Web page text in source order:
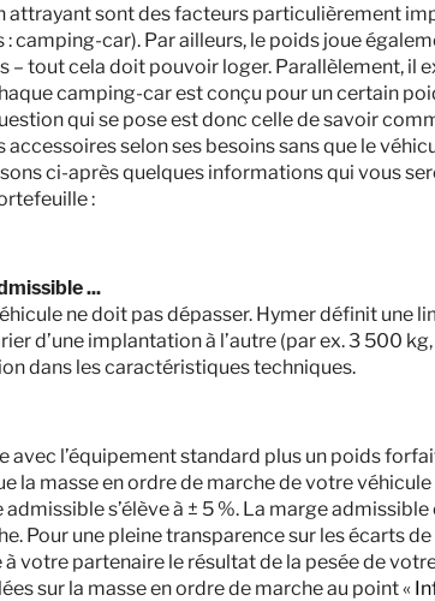
ML-T 580
€ 2 - 3
Couchages
attrayant sont des facteurs particulièrement
car). Par ailleurs, le poids joue
– tout cela doit pouvoir loger. Parallèlement, il
camping-car est conçu pour un certain
qui se pose est donc celle de savoir
selon ses besoins sans que le
ci-après quelques informations qui vous
:
...
ne doit pas dépasser. Hymer définit une
d’une implantation à l’autre (par ex. 3 500
dans les caractéristiques techniques.
avec l’équipement standard plus un poids
la masse en ordre de marche de votre
s’élève à ± 5 %. La marge
Pour une pleine transparence sur les écarts
votre partenaire le résultat de la pesée de
sur la masse en ordre de marche au point «